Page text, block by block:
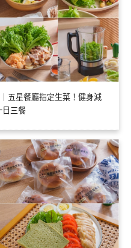
五星餐廳指定生菜！健身減
日三餐